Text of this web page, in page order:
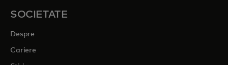
SOCIETATE
Despre
Cariere